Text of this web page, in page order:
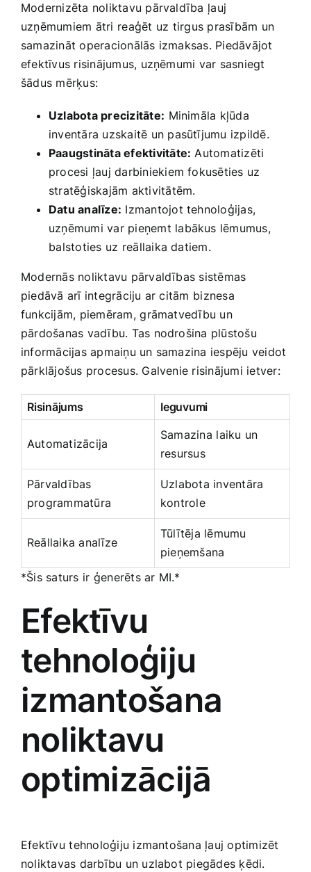
Modernizēta noliktavu pārvaldība⁣ ļauj
‍uzņēmumiem ātri⁢ reaģēt uz ⁢tirgus‍ prasībām un
‍samazināt operacionālās izmaksas.‍ Piedāvājot
efektīvus risinājumus, uzņēmumi var sasniegt
šādus mērķus:
Uzlabota precizitāte: ⁢Minimāla kļūda
inventāra uzskaitē un‍ pasūtījumu izpildē.
Paaugstināta efektivitāte: Automatizēti
procesi ļauj darbiniekiem fokusēties ‍uz
stratēģiskajām aktivitātēm.
Datu analīze: Izmantojot tehnoloģijas,
uzņēmumi var pieņemt labākus lēmumus,
⁢balstoties ⁢uz reāllaika datiem.
Modernās noliktavu pārvaldības‍ sistēmas
piedāvā arī integrāciju ar citām⁤ biznesa
funkcijām, piemēram, ⁤grāmatvedību un​
pārdošanas vadību. Tas nodrošina plūstošu⁣
informācijas apmaiņu un samazina iespēju veidot
pārklājošus procesus. Galvenie risinājumi ietver:
Risinājums Ieguvumi
Automatizācija
Samazina⁢ laiku un
resursus
Pārvaldības‌
programmatūra
Uzlabota inventāra
kontrole
Reāllaika analīze
Tūlītēja lēmumu
pieņemšana
*Šis saturs ⁣ir ģenerēts ar MI.*
Efektīvu⁢
tehnoloģiju
izmantošana
noliktavu
‍optimizācijā
Efektīvu ⁤tehnoloģiju izmantošana ļauj optimizēt
noliktavas ​darbību un ​uzlabot piegādes ķēdi.